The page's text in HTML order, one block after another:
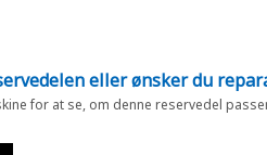
eller ønsker du
for at se, om denne reservedel